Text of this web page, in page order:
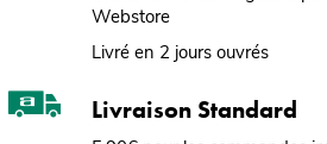
Webstore
Livré en 2 jours ouvrés
Livraison Standard